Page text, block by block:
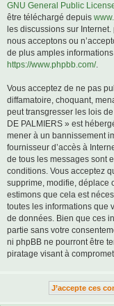
GNU General Public
être téléchargé depuis
les discussions sur
nous acceptons ou
de plus amples
https://www.phpbb.com/.
Vous acceptez de ne pas
diffamatoire, choquant,
peut transgresser les lois
DE PALMIERS » est
mener à un bannissement
fournisseur d’accès à
de tous les messages sont
conditions. Vous acceptez
supprime, modifie, déplace
estimons que cela est
toutes les informations que
de données. Bien que ces
partie sans votre
ni phpBB ne pourront être
piratage visant à